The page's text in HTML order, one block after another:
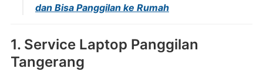
dan Bisa Panggilan ke Rumah
1. Service Laptop Panggilan
Tangerang